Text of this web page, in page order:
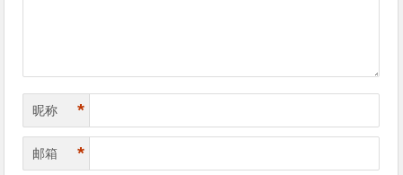
昵称 *
邮箱 *